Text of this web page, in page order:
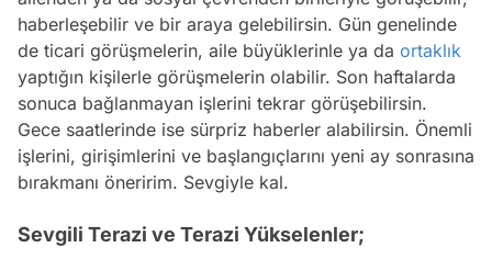
haberleşebilir ve bir araya gelebilirsin. Gün genelinde
de ticari görüşmelerin, aile büyüklerinle ya da ortaklık
yaptığın kişilerle görüşmelerin olabilir. Son haftalarda
sonuca bağlanmayan işlerini tekrar görüşebilirsin.
Gece saatlerinde ise sürpriz haberler alabilirsin. Önemli
işlerini, girişimlerini ve başlangıçlarını yeni ay sonrasına
bırakmanı öneririm. Sevgiyle kal.
Sevgili Terazi ve Terazi Yükselenler;